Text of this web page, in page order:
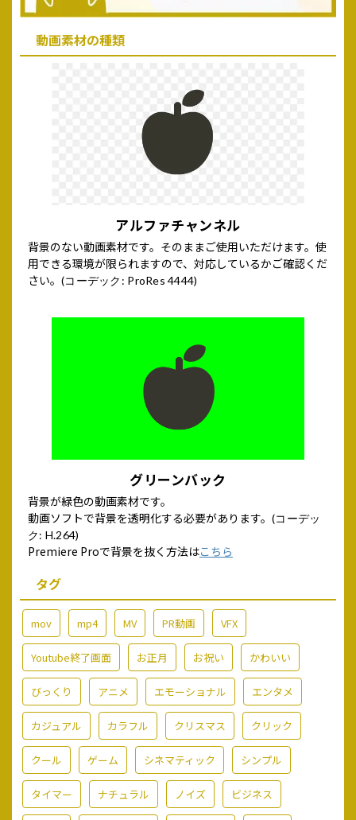
動画素材の種類
アルファチャンネル
背景のない動画素材です。そのままご使用いただけます。使
用できる環境が限られますので、対応しているかご確認くだ
さい。 (コーデック: ProRes 4444)
グリーンバック
背景が緑色の動画素材です。
動画ソフトで背景を透明化する必要があります。 (コーデッ
ク: H.264)
Premiere Proで背景を抜く方法はこちら
タグ
mov mp4 MV PR動画 VFX
Youtube終了画面 お正月 お祝い かわいい
びっくり アニメ エモーショナル エンタメ
カジュアル カラフル クリスマス クリック
クール ゲーム シネマティック シンプル
タイマー ナチュラル ノイズ ビジネス